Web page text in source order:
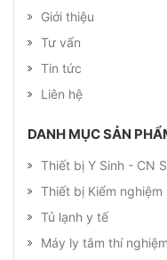
Giới thiệu
Tư vấn
Tin tức
Liên hệ
DANH MỤC SẢN
Thiết bị Y Sinh - CN
Thiết bị Kiểm
Tủ lạnh y tế
Máy ly tâm thí nghiệm